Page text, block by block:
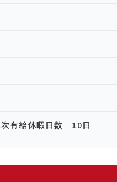
次有給休暇日数 10日